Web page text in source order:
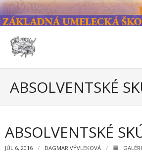
Skip
to
content
- História školy
ABSOLVENTSKÉ
ABSOLVENTSKÉ
JÚL 6, 2016 DAGMAR VÝVLEKOVÁ